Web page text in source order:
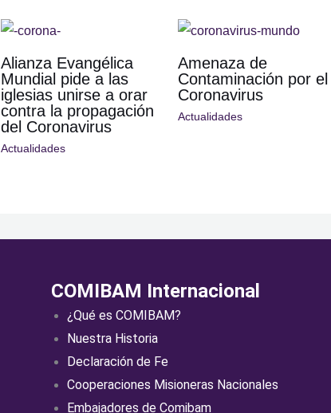
Alianza Evangélica
Mundial pide a las
iglesias unirse a orar
contra la propagación
del Coronavirus
Actualidades
Amenaza de
Contaminación por el
Coronavirus
Actualidades
COMIBAM Internacional
¿Qué es COMIBAM?
Nuestra Historia
Declaración de Fe
Cooperaciones Misioneras Nacionales
Embajadores de Comibam